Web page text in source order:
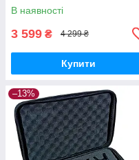
В наявності
3 599 ₴ 4 299 ₴
Купити
–13%